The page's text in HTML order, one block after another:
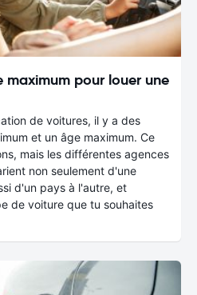
maximum pour louer une
de voitures, il y a des
et un âge maximum. Ce
mais les différentes agences
non seulement d'une
d'un pays à l'autre, et
de voiture que tu souhaites